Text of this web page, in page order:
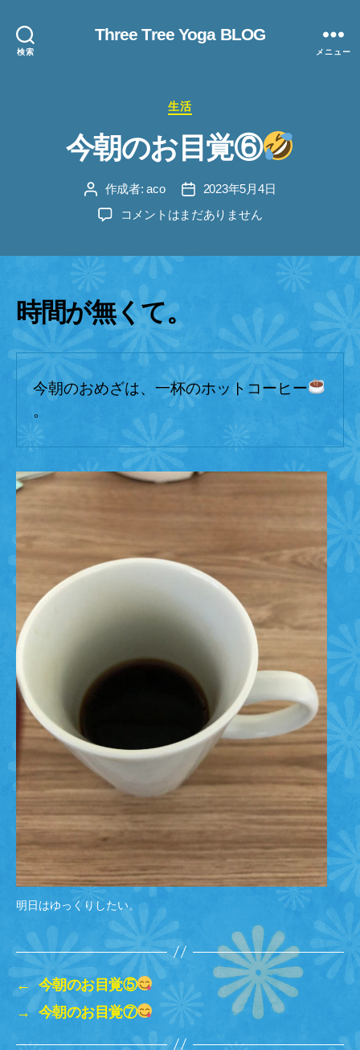
検索
Three Tree Yoga BLOG
メニュー
カ
ゴ
リ
ー
生活
今朝のお目覚⑥
投
稿
者
作成者:aco
投
稿
日
2023年5月4日
今
覚
⑥
へ
コメントはまだありません
時間が無くて。
今朝のおめざは、一杯のホットコーヒー
明日はゆっくりしたい。
← 今朝のお目覚⑤
→ 今朝のお目覚⑦